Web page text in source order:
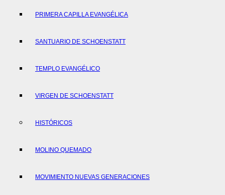
PRIMERA CAPILLA EVANGÉLICA
SANTUARIO DE SCHOENSTATT
TEMPLO EVANGÉLICO
VIRGEN DE SCHOENSTATT
HISTÓRICOS
MOLINO QUEMADO
MOVIMIENTO NUEVAS GENERACIONES